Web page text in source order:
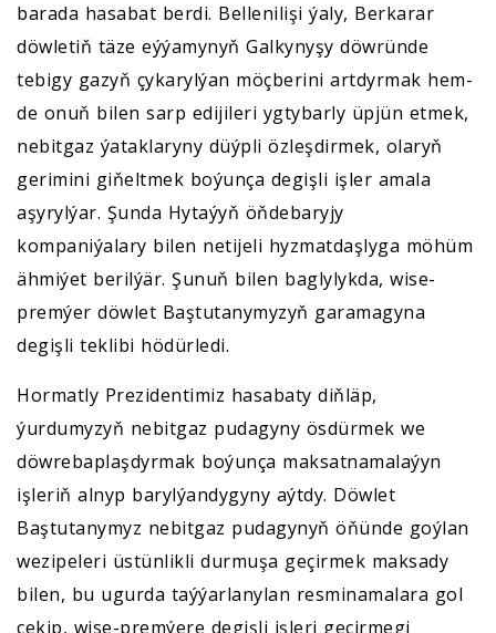
barada hasabat berdi. Bellenilişi ýaly, Berkarar
döwletiň täze eýýamynyň Galkynyşy döwründe
tebigy gazyň çykarylýan möçberini artdyrmak hem-
de onuň bilen sarp edijileri ygtybarly üpjün etmek,
nebitgaz ýataklaryny düýpli özleşdirmek, olaryň
gerimini giňeltmek boýunça degişli işler amala
aşyrylýar. Şunda Hytaýyň öňdebaryjy
kompaniýalary bilen netijeli hyzmatdaşlyga möhüm
ähmiýet berilýär. Şunuň bilen baglylykda, wise-
premýer döwlet Baştutanymyzyň garamagyna
degişli teklibi hödürledi.
Hormatly Prezidentimiz hasabaty diňläp,
ýurdumyzyň nebitgaz pudagyny ösdürmek we
döwrebaplaşdyrmak boýunça maksatnamalaýyn
işleriň alnyp barylýandygyny aýtdy. Döwlet
Baştutanymyz nebitgaz pudagynyň öňünde goýlan
wezipeleri üstünlikli durmuşa geçirmek maksady
bilen, bu ugurda taýýarlanylan resminamalara gol
çekip, wise-premýere degişli işleri geçirmegi